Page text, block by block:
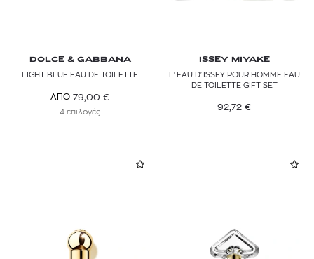
DOLCE & GABBANA
LIGHT BLUE EAU DE TOILETTE
ΑΠΟ 79,00 €
4 επιλογές
ISSEY MIYAKE
L'EAU D'ISSEY POUR HOMME EAU
DE TOILETTE GIFT SET
92,72 €